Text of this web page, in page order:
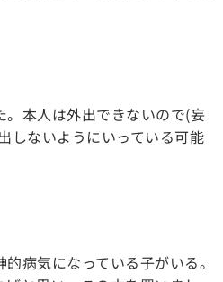
本人は外出できないので(妄
しないようにいっている可能
病気になっている子がいる。